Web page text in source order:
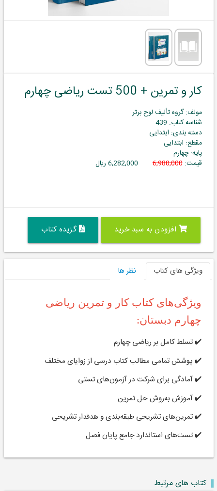
کار و تمرین + 500 تست ریاضی چهارم
مولف: گروه تألیف لوح برتر
شناسه کتاب: 439
دسته بندی: ابتدایی
مقطع: ابتدایی
پایه: چهارم
قیمت:6,980,000 6,282,000 ریال
افزودن به سبد خرید گزیده کتاب
ویژگی های کتاب نظر ها
ویژگی‌های کتاب کار و تمرین ریاضی
چهارم دبستان:
✔️ تسلط کامل بر ریاضی چهارم
✔️ پوشش تمامی مطالب کتاب درسی از زوایای مختلف
✔️ آمادگی برای شرکت در آزمون‌های تستی
✔️ آموزش به‌روش حل تمرین
✔️ تمرین‌های تشریحی طبقه‌بندی و هدفدار تشریحی
✔️ تست‌های استاندارد جامع پایان فصل
کتاب های مرتبط